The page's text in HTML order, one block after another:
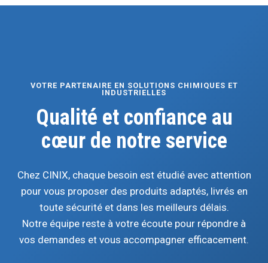
VOTRE PARTENAIRE EN SOLUTIONS CHIMIQUES ET
INDUSTRIELLES
Qualité et confiance au
cœur de notre service
Chez CINIX, chaque besoin est étudié avec attention
pour vous proposer des produits adaptés, livrés en
toute sécurité et dans les meilleurs délais.
Notre équipe reste à votre écoute pour répondre à
vos demandes et vous accompagner efficacement.